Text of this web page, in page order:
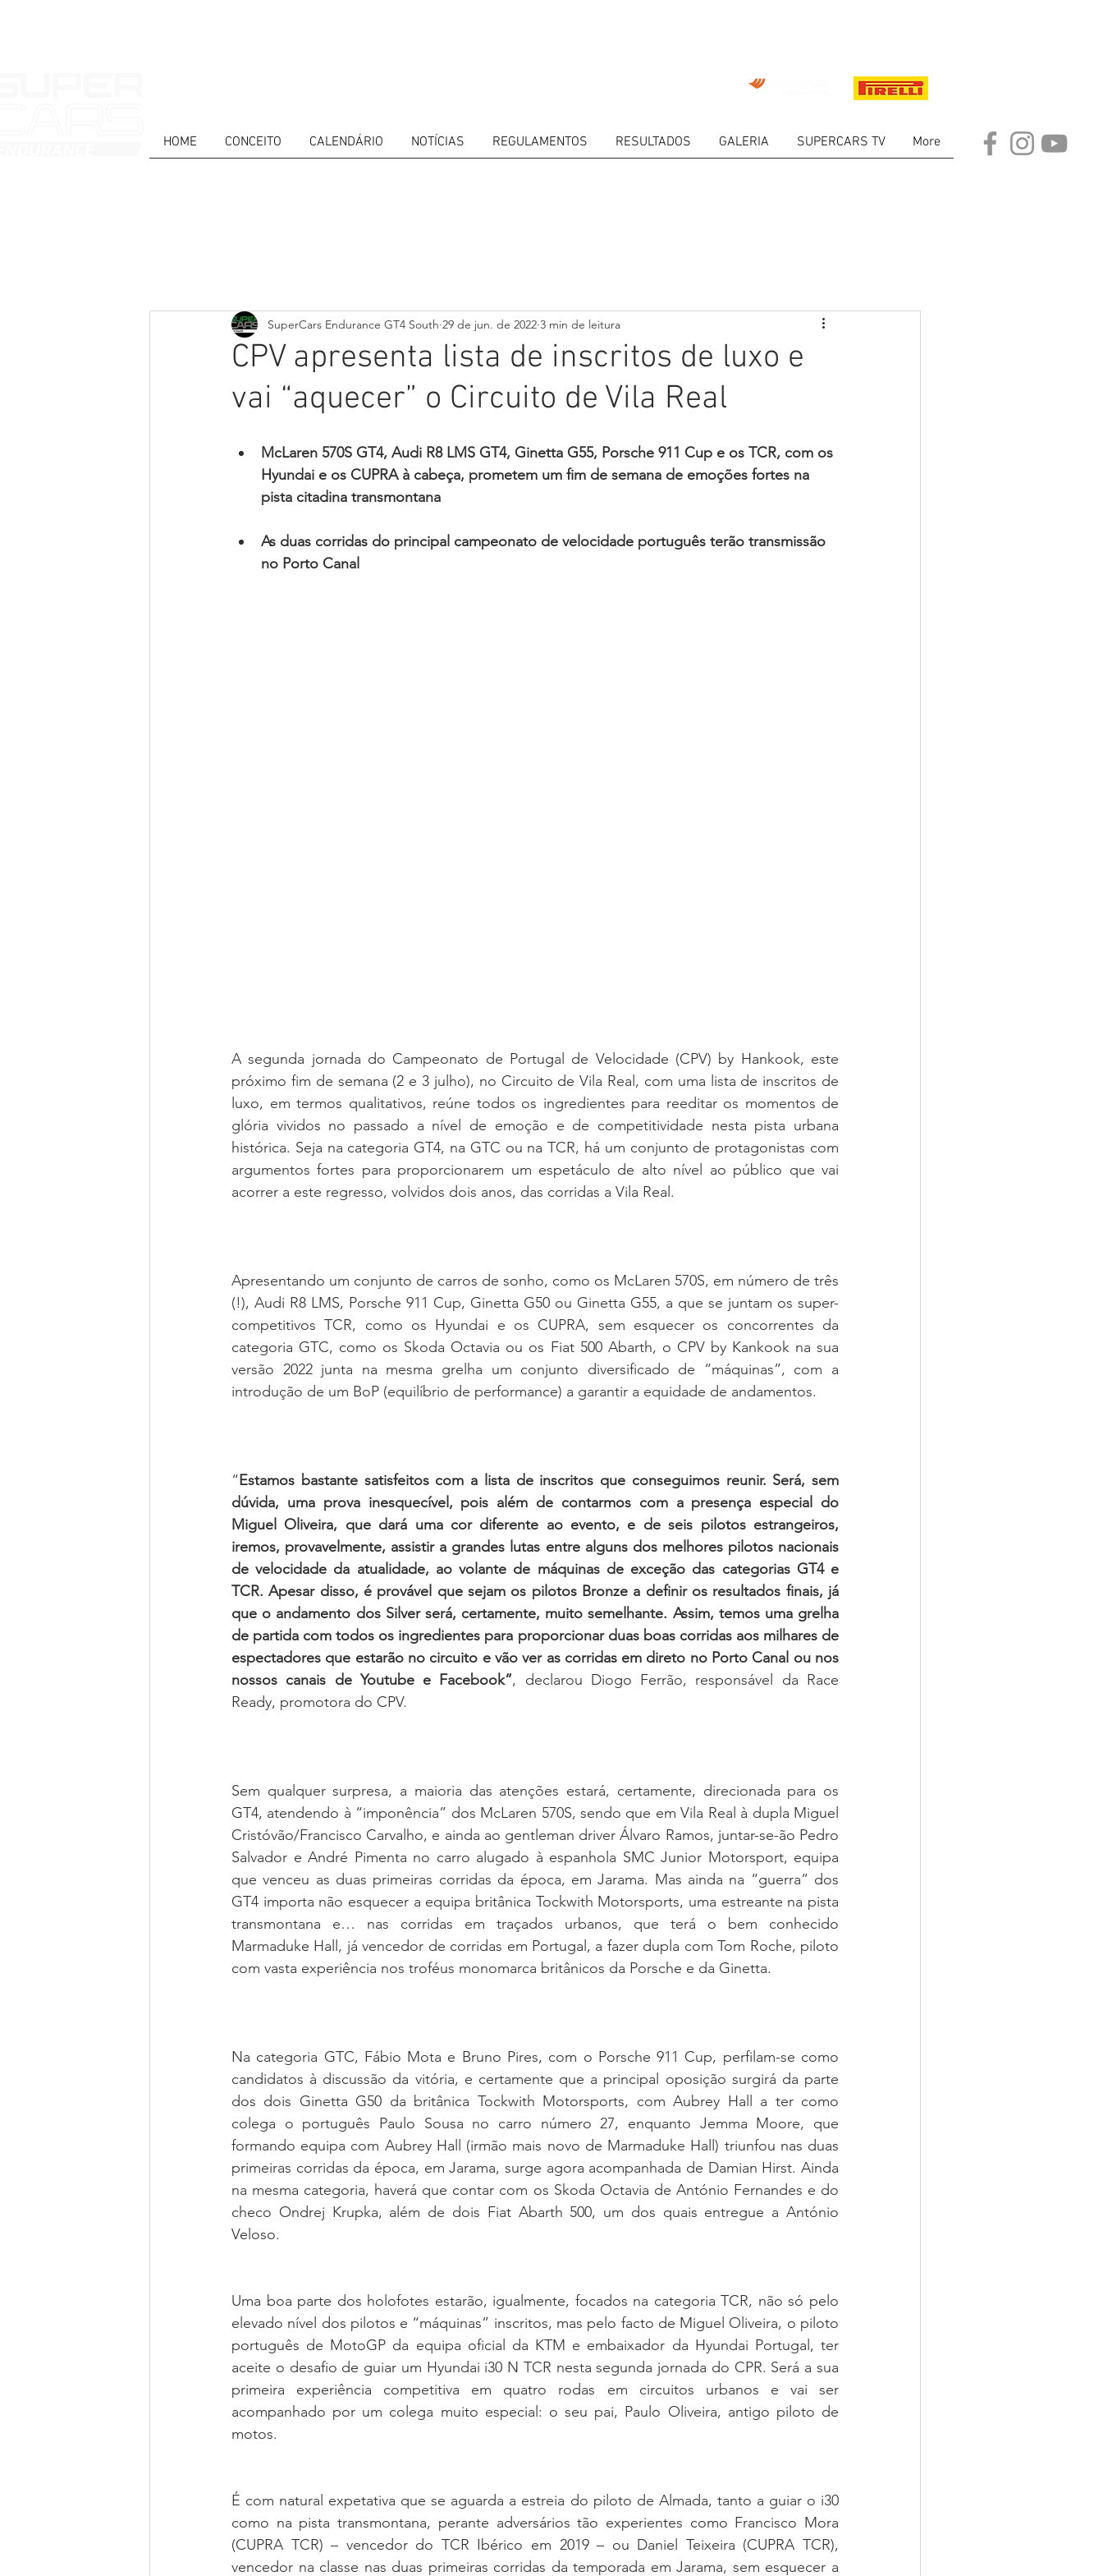
HOME CONCEITO CALENDÁRIO NOTÍCIAS REGULAMENTOS RESULTADOS GALERIA SUPERCARS TV More
CPV apresenta lista de inscritos de luxo e
vai “aquecer” o Circuito de Vila Real
SuperCars Endurance GT4 South 29 de jun. de 2022 3 min de leitura
McLaren 570S GT4, Audi R8 LMS GT4, Ginetta G55, Porsche 911 Cup e os TCR, com os
Hyundai e os CUPRA à cabeça, prometem um fim de semana de emoções fortes na
pista citadina transmontana
As duas corridas do principal campeonato de velocidade português terão transmissão
no Porto Canal
A segunda jornada do Campeonato de Portugal de Velocidade (CPV) by Hankook, este
próximo fim de semana (2 e 3 julho), no Circuito de Vila Real, com uma lista de inscritos de
luxo, em termos qualitativos, reúne todos os ingredientes para reeditar os momentos de
glória vividos no passado a nível de emoção e de competitividade nesta pista urbana
histórica. Seja na categoria GT4, na GTC ou na TCR, há um conjunto de protagonistas com
argumentos fortes para proporcionarem um espetáculo de alto nível ao público que vai
acorrer a este regresso, volvidos dois anos, das corridas a Vila Real.
Apresentando um conjunto de carros de sonho, como os McLaren 570S, em número de três
(!), Audi R8 LMS, Porsche 911 Cup, Ginetta G50 ou Ginetta G55, a que se juntam os super-
competitivos TCR, como os Hyundai e os CUPRA, sem esquecer os concorrentes da
categoria GTC, como os Skoda Octavia ou os Fiat 500 Abarth, o CPV by Kankook na sua
versão 2022 junta na mesma grelha um conjunto diversificado de “máquinas”, com a
introdução de um BoP (equilíbrio de performance) a garantir a equidade de andamentos.
“Estamos bastante satisfeitos com a lista de inscritos que conseguimos reunir. Será, sem
dúvida, uma prova inesquecível, pois além de contarmos com a presença especial do
Miguel Oliveira, que dará uma cor diferente ao evento, e de seis pilotos estrangeiros,
iremos, provavelmente, assistir a grandes lutas entre alguns dos melhores pilotos nacionais
de velocidade da atualidade, ao volante de máquinas de exceção das categorias GT4 e
TCR. Apesar disso, é provável que sejam os pilotos Bronze a definir os resultados finais, já
que o andamento dos Silver será, certamente, muito semelhante. Assim, temos uma grelha
de partida com todos os ingredientes para proporcionar duas boas corridas aos milhares de
espectadores que estarão no circuito e vão ver as corridas em direto no Porto Canal ou nos
nossos canais de Youtube e Facebook”, declarou Diogo Ferrão, responsável da Race
Ready, promotora do CPV.
Sem qualquer surpresa, a maioria das atenções estará, certamente, direcionada para os
GT4, atendendo à “imponência” dos McLaren 570S, sendo que em Vila Real à dupla Miguel
Cristóvão/Francisco Carvalho, e ainda ao gentleman driver Álvaro Ramos, juntar-se-ão Pedro
Salvador e André Pimenta no carro alugado à espanhola SMC Junior Motorsport, equipa
que venceu as duas primeiras corridas da época, em Jarama. Mas ainda na “guerra” dos
GT4 importa não esquecer a equipa britânica Tockwith Motorsports, uma estreante na pista
transmontana e… nas corridas em traçados urbanos, que terá o bem conhecido
Marmaduke Hall, já vencedor de corridas em Portugal, a fazer dupla com Tom Roche, piloto
com vasta experiência nos troféus monomarca britânicos da Porsche e da Ginetta.
Na categoria GTC, Fábio Mota e Bruno Pires, com o Porsche 911 Cup, perfilam-se como
candidatos à discussão da vitória, e certamente que a principal oposição surgirá da parte
dos dois Ginetta G50 da britânica Tockwith Motorsports, com Aubrey Hall a ter como
colega o português Paulo Sousa no carro número 27, enquanto Jemma Moore, que
formando equipa com Aubrey Hall (irmão mais novo de Marmaduke Hall) triunfou nas duas
primeiras corridas da época, em Jarama, surge agora acompanhada de Damian Hirst. Ainda
na mesma categoria, haverá que contar com os Skoda Octavia de António Fernandes e do
checo Ondrej Krupka, além de dois Fiat Abarth 500, um dos quais entregue a António
Veloso.
Uma boa parte dos holofotes estarão, igualmente, focados na categoria TCR, não só pelo
elevado nível dos pilotos e “máquinas” inscritos, mas pelo facto de Miguel Oliveira, o piloto
português de MotoGP da equipa oficial da KTM e embaixador da Hyundai Portugal, ter
aceite o desafio de guiar um Hyundai i30 N TCR nesta segunda jornada do CPR. Será a sua
primeira experiência competitiva em quatro rodas em circuitos urbanos e vai ser
acompanhado por um colega muito especial: o seu pai, Paulo Oliveira, antigo piloto de
motos.
É com natural expetativa que se aguarda a estreia do piloto de Almada, tanto a guiar o i30
como na pista transmontana, perante adversários tão experientes como Francisco Mora
(CUPRA TCR) – vencedor do TCR Ibérico em 2019 – ou Daniel Teixeira (CUPRA TCR),
vencedor na classe nas duas primeiras corridas da temporada em Jarama, sem esquecer a